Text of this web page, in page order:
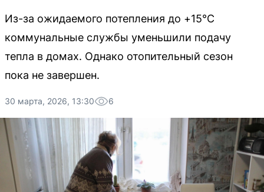
Из-за ожидаемого потепления до +15°С
коммунальные службы уменьшили подачу
тепла в домах. Однако отопительный сезон
пока не завершен.
30 марта, 2026, 13:30 6